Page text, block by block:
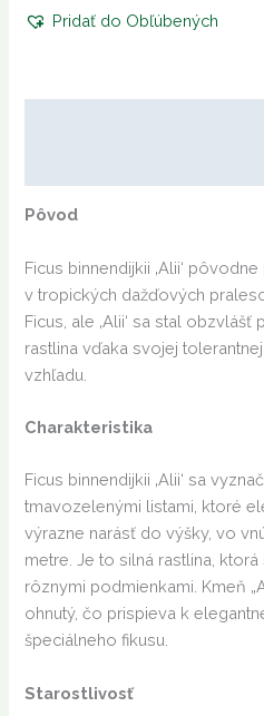
Pridať do Obľúbených
Pôvod
Ficus binnendijkii ‚Alii‘
v tropických dažďových
Ficus, ale ‚Alii‘ sa stal
rastlina vďaka svojej
vzhľadu.
Charakteristika
Ficus binnendijkii ‚Alii‘ sa
tmavozelenými listami, ktoré
výrazne narásť do výšky, vo
metre. Je to silná rastlina,
rôznymi podmienkami. Kmeň
ohnutý, čo prispieva k
špeciálneho fikusu.
Starostlivosť